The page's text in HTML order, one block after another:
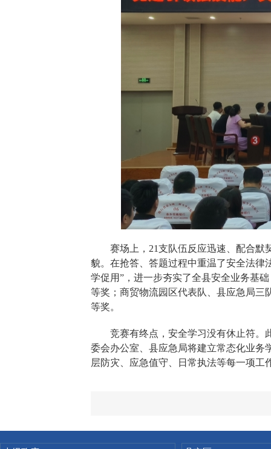
赛场上，21支队伍反应迅速、配合
貌。在抢答、答题过程中重温了安全法律
学促用”，进一步夯实了全县安全业务基
等奖；商贸物流园区代表队、县应急局三
等奖。
竞赛有终点，安全学习没有休止符。
委会办公室、县应急局将建立常态化业务
层防灾、应急值守、日常执法等每一项